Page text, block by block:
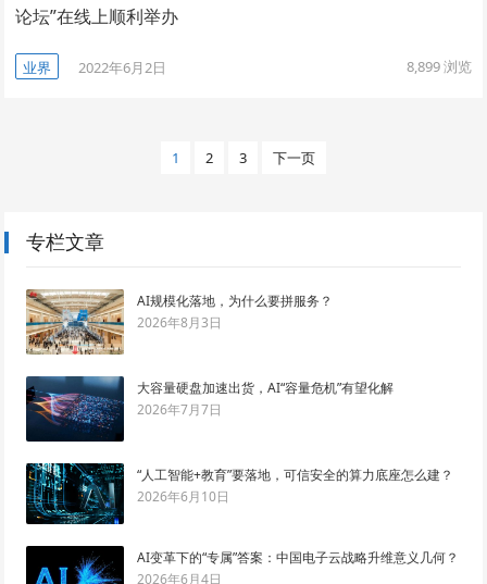
论坛”在线上顺利举办
业界 2022年6月2日 8,899浏览
航
1 2 3 下一页
专栏文章
AI规模化落地，为什么要拼服务？
2026年8月3日
大容量硬盘加速出货，AI“容量危机”有望化解
2026年7月7日
“人工智能+教育”要落地，可信安全的算力底座怎么建？
2026年6月10日
AI变革下的“专属”答案：中国电子云战略升维意义几何？
2026年6月4日